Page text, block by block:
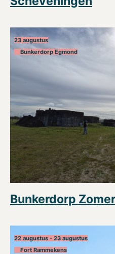
23 augustus
Bunkerdorp Egmond
Bunkerdorp
22 augustus - 23 augustus
Fort Rammekens